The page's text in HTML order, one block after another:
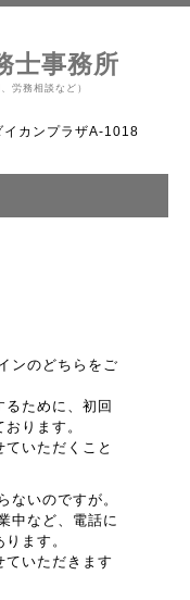
士事務所
労務相談など）
カンプラザA-1018
ンのどちらをご
ために、初回
ります。
いただくこと
いのですが。
中など、電話に
ます。
ていただきます